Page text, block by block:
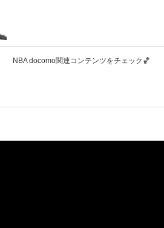
NBA docomo関連コンテンツをチェック🏀